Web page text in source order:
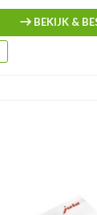
BEKIJK &